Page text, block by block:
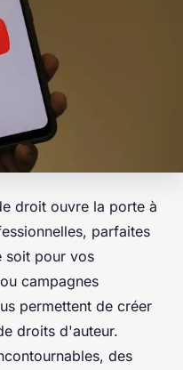
droit ouvre la porte à
parfaites
soit pour vos
campagnes
permettent de créer
droits d'auteur.
des